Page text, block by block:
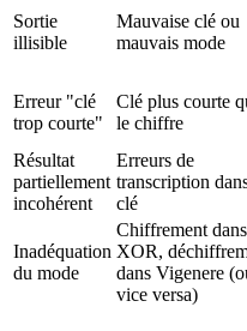
Sortie
illisible
Mauvaise clé ou
mauvais mode
Erreur "clé
trop courte"
Clé plus courte
le chiffre
Résultat
partiellement
incohérent
Erreurs de
transcription
clé
Inadéquation
du mode
Chiffrement dans
XOR,
dans Vigenere
vice versa)